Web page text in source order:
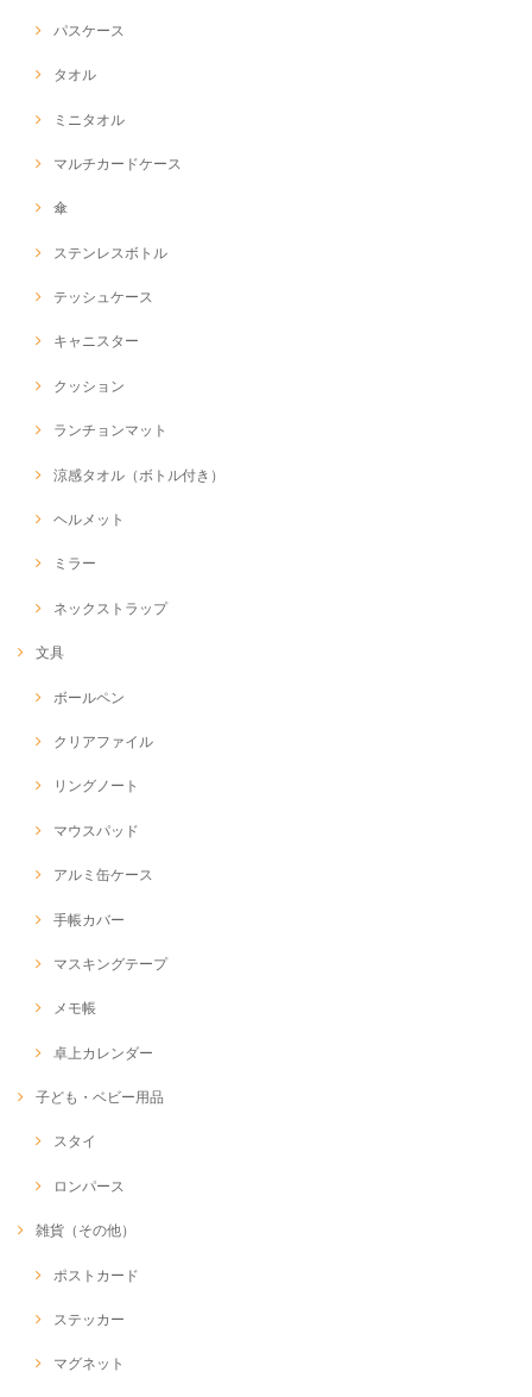
パスケース
タオル
ミニタオル
マルチカードケース
傘
ステンレスボトル
テッシュケース
キャニスター
クッション
ランチョンマット
涼感タオル（ボトル付き）
ヘルメット
ミラー
ネックストラップ
文具
ボールペン
クリアファイル
リングノート
マウスパッド
アルミ缶ケース
手帳カバー
マスキングテープ
メモ帳
卓上カレンダー
子ども・ベビー用品
スタイ
ロンパース
雑貨（その他）
ポストカード
ステッカー
マグネット